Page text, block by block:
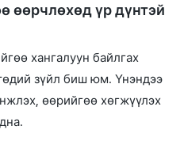
өөрчлөхөд үр дүнтэй
хангалуун байлгах
зүйл биш юм. Үнэндээ
өөрийгөө хөгжүүлэх